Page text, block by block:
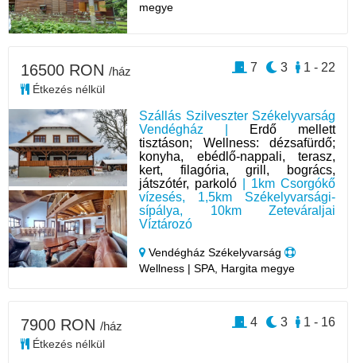
megye
Szállás Szilveszter Székelyvarság
Vendégház |
Erdő mellett
tisztáson; Wellness: dézsafürdő;
konyha, ebédlő-nappali, terasz,
kert, filagória, grill, bogrács,
játszótér, parkoló | 1km Csorgókő
vízesés, 1,5km Székelyvarsági-
sípálya, 10km Zeteváraljai
Víztározó
Vendégház Székelyvarság
Wellness | SPA, Hargita megye
16500 RON /ház
Étkezés nélkül
1 - 22
3
7
7900 RON /ház
Étkezés nélkül
1 - 16
3
4